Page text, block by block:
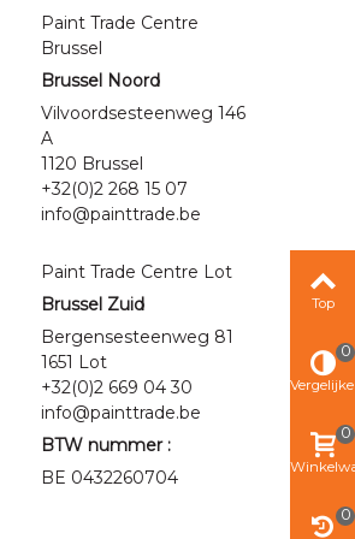
Paint Trade Centre
Brussel
Brussel Noord
Vilvoordsesteenweg 146
A
1120 Brussel
+32(0)2 268 15 07
info@painttrade.be
Paint Trade Centre Lot
Brussel Zuid
Bergensesteenweg 81
1651 Lot
+32(0)2 669 04 30
info@painttrade.be
BTW nummer :
BE 0432260704
Top
0
0
0